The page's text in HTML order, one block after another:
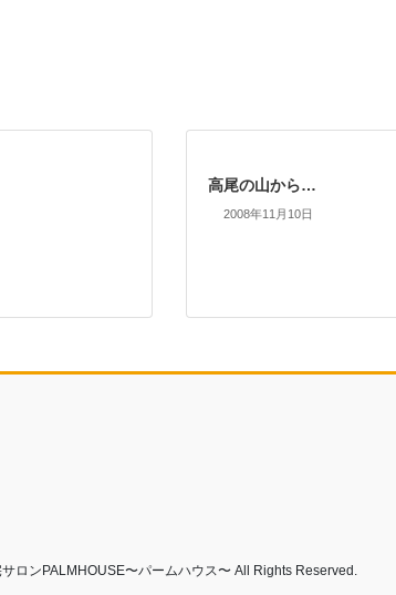
高尾の山から…
2008年11月10日
ロンPALMHOUSE〜パームハウス〜 All Rights Reserved.